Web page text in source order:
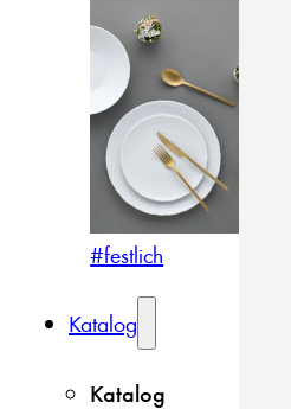
#festlich
Katalog
Katalog